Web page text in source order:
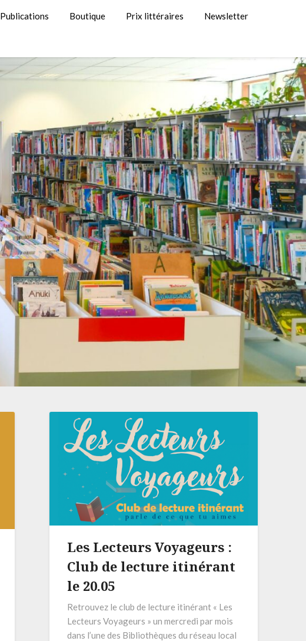
Publications Boutique Prix littéraires Newsletter
Les Lecteurs Voyageurs :
Club de lecture itinérant
le 20.05
Retrouvez le club de lecture itinérant « Les
Lecteurs Voyageurs » un mercredi par mois
dans l’une des Bibliothèques du réseau local